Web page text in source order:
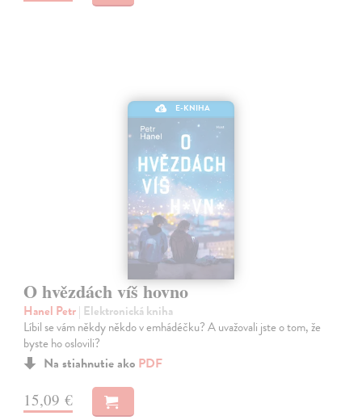
E-KNIHA
O hvězdách víš hovno
Hanel Petr| Elektronická kniha
Líbil se vám někdy někdo v emhádéčku? A uvažovali jste o tom, že
byste ho oslovili?
Na stiahnutie ako PDF
15,09 €